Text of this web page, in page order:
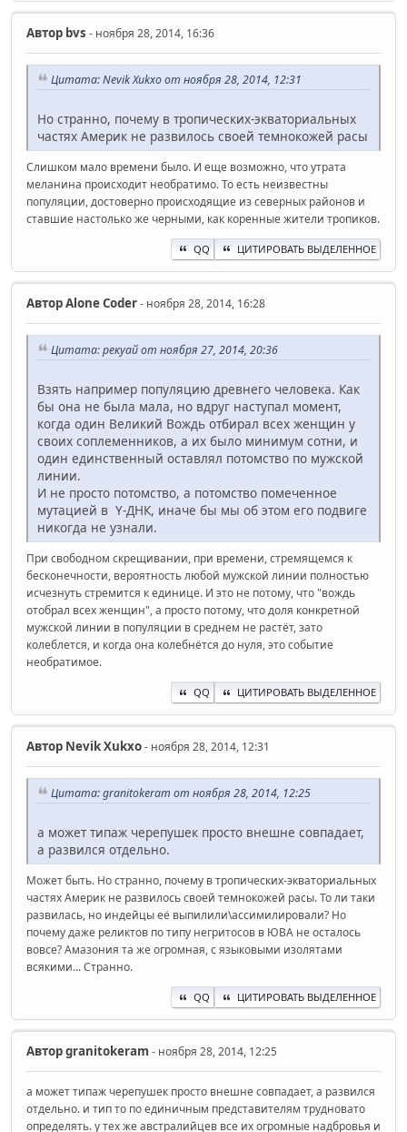
Автор bvs - ноября 28, 2014, 16:36
Цитата: Nevik Xukxo от ноября 28, 2014, 12:31
Но странно, почему в тропических-экваториальных
частях Америк не развилось своей темнокожей расы
Слишком мало времени было. И еще возможно, что утрата
меланина происходит необратимо. То есть неизвестны
популяции, достоверно происходящие из северных районов и
ставшие настолько же черными, как коренные жители тропиков.
QQ ЦИТИРОВАТЬ ВЫДЕЛЕННОЕ
АвторAlone Coder- ноября 28, 2014, 16:28
Цитата: рекуай от ноября 27, 2014, 20:36
Взять например популяцию древнего человека. Как
бы она не была мала, но вдруг наступал момент,
когда один Великий Вождь отбирал всех женщин у
своих соплеменников, а их было минимум сотни, и
один единственный оставлял потомство по мужской
линии.
И не просто потомство, а потомство помеченное
мутацией в Y-ДНК, иначе бы мы об этом его подвиге
никогда не узнали.
При свободном скрещивании, при времени, стремящемся к
бесконечности, вероятность любой мужской линии полностью
исчезнуть стремится к единице. И это не потому, что "вождь
отобрал всех женщин", а просто потому, что доля конкретной
мужской линии в популяции в среднем не растёт, зато
колеблется, и когда она колебнётся до нуля, это событие
необратимое.
QQ ЦИТИРОВАТЬ ВЫДЕЛЕННОЕ
Автор Nevik Xukxo- ноября 28, 2014, 12:31
Цитата: granitokeram от ноября 28, 2014, 12:25
а может типаж черепушек просто внешне совпадает,
а развился отдельно.
Может быть. Но странно, почему в тропических-экваториальных
частях Америк не развилось своей темнокожей расы. То ли таки
развилась, но индейцы её выпилили\ассимилировали? Но
почему даже реликтов по типу негритосов в ЮВА не осталось
вовсе? Амазония та же огромная, с языковыми изолятами
всякими... Странно.
QQ ЦИТИРОВАТЬ ВЫДЕЛЕННОЕ
Авторgranitokeram - ноября 28, 2014, 12:25
а может типаж черепушек просто внешне совпадает, а развился
отдельно. и тип то по единичным представителям трудновато
определять. у тех же австралийцев все их огромные надбровья и